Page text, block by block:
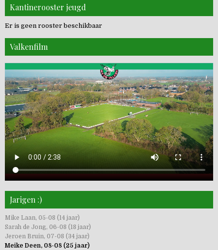
Kantinerooster jeugd
Er is geen rooster beschikbaar
Valkenfilm
Jarigen :)
Mike Laan, 05-08 (14 jaar)
Sarah de Jong, 06-08 (18 jaar)
Jeroen Bruin, 07-08 (34 jaar)
Meike Deen, 08-08 (25 jaar)